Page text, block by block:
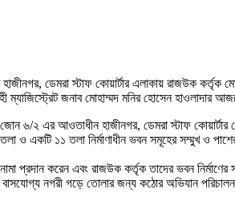
স্টাফ কোয়ার্টার এলাকায় রাজউক কর্তৃক
জনাব মোহাম্মদ মনির হোসেন হাওলাদার
৬/২ এর আওতাধীন হাজীনগর, ডেমরা স্টাফ
ও একটি ১১ তলা নির্মাণাধীন ভবন সমূহের সম্মুখ
প্রদান করেন এবং রাজউক কর্তৃক তাদের ভবন
নগরী গড়ে তোলার জন্য কঠোর অভিযান